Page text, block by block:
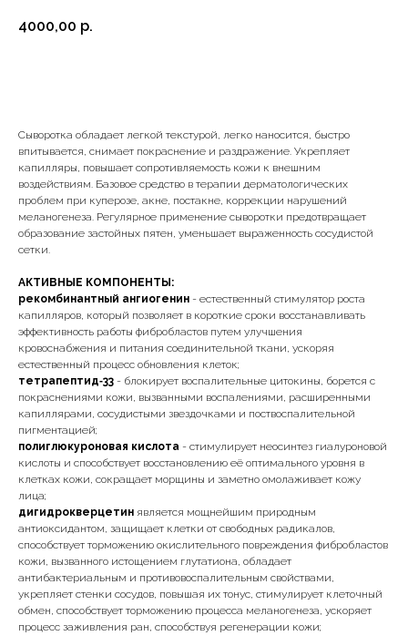
4000,00 р.
Сыворотка обладает легкой текстурой, легко наносится, быстро
впитывается, снимает покраснение и раздражение. Укрепляет
капилляры, повышает сопротивляемость кожи к внешним
воздействиям. Базовое средство в терапии дерматологических
проблем при куперозе, акне, постакне, коррекции нарушений
меланогенеза. Регулярное применение сыворотки предотвращает
образование застойных пятен, уменьшает выраженность сосудистой
сетки.
АКТИВНЫЕ КОМПОНЕНТЫ:
рекомбинантный ангиогенин - естественный стимулятор роста
капилляров, который позволяет в короткие сроки восстанавливать
эффективность работы фибробластов путем улучшения
кровоснабжения и питания соединительной ткани, ускоряя
естественный процесс обновления клеток;
тетрапептид‑33 - блокирует воспалительные цитокины, борется с
покраснениями кожи, вызванными воспалениями, расширенными
капиллярами, сосудистыми звездочками и поствоспалительной
пигментацией;
полиглюкуроновая кислота - стимулирует неосинтез гиалуроновой
кислоты и способствует восстановлению её оптимального уровня в
клетках кожи, сокращает морщины и заметно омолаживает кожу
лица;
дигидрокверцетин является мощнейшим природным
антиоксидантом, защищает клетки от свободных радикалов,
способствует торможению окислительного повреждения фибробластов
кожи, вызванного истощением глутатиона, обладает
антибактериальным и противовоспалительным свойствами,
укрепляет стенки сосудов, повышая их тонус, стимулирует клеточный
обмен, способствует торможению процесса меланогенеза, ускоряет
процесс заживления ран, способствуя регенерации кожи;